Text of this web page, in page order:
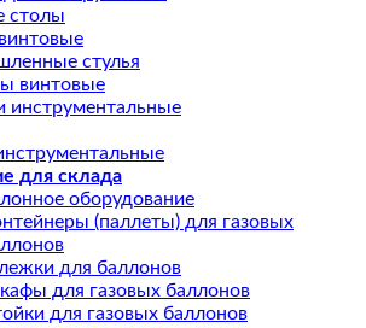
столы
стулья
винтовые
инструментальные
для склада
оборудование
(паллеты) для газовых
для баллонов
для газовых баллонов
для газовых баллонов